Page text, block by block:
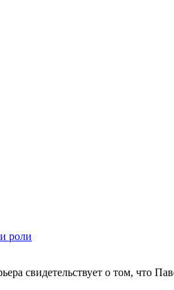
роли
свидетельствует о том, что